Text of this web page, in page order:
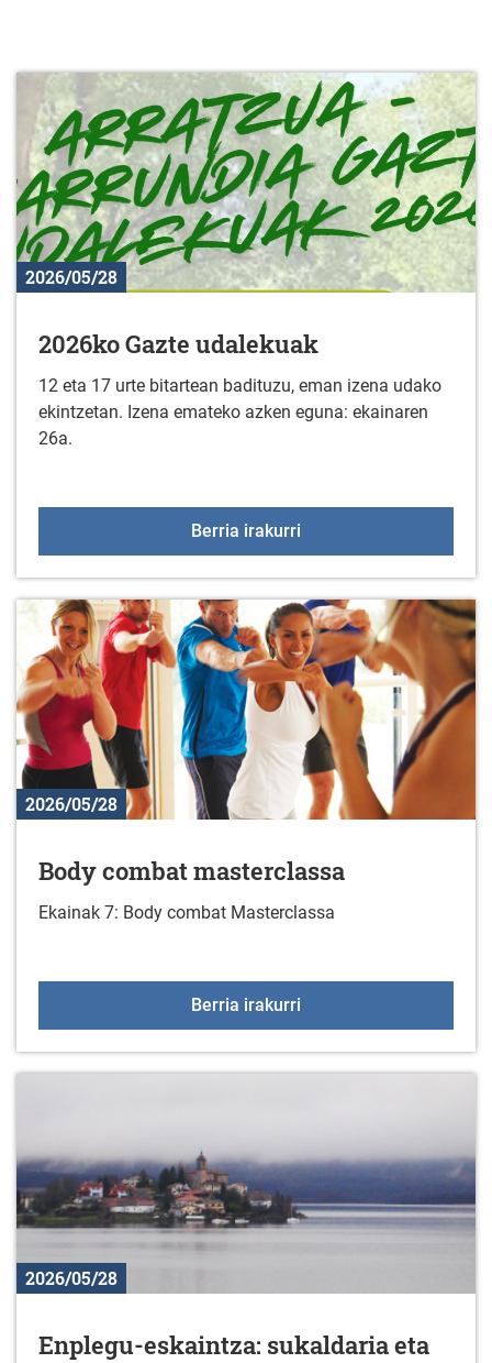
2026/05/28
2026ko Gazte udalekuak
12 eta 17 urte bitartean badituzu, eman izena udako
ekintzetan. Izena emateko azken eguna: ekainaren
26a.
Berria irakurri
2026/05/28
Body combat masterclassa
Ekainak 7: Body combat Masterclassa
Berria irakurri
2026/05/28
Enplegu-eskaintza: sukaldaria eta